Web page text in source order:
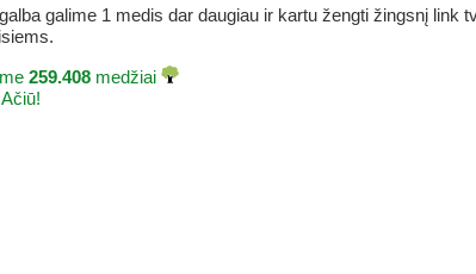
galime 1 medis dar daugiau ir kartu žengti žingsnį link
259.408 medžiai
Ačiū!